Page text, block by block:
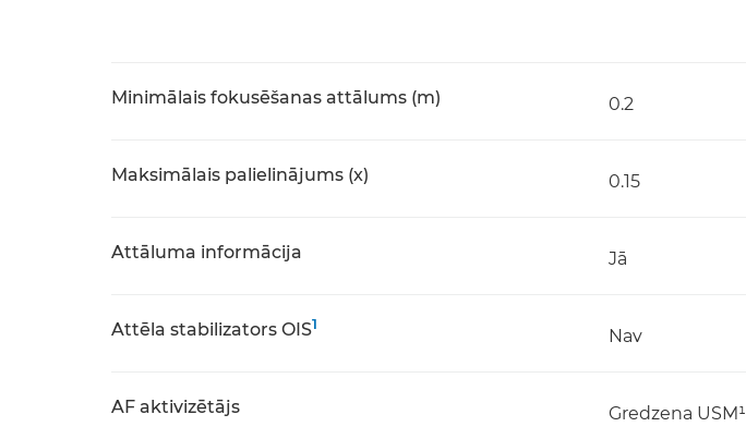
Minimālais fokusēšanas attālums (m) 0.2
Maksimālais palielinājums (x) 0.15
Attāluma informācija Jā
Attēla stabilizators OIS1
Nav
AF aktivizētājs Gredzena USM¹